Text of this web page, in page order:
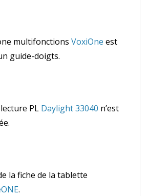
multifonctions VoxiOne est
guide-doigts.
PL Daylight 33040 n’est
la fiche de la tablette
.